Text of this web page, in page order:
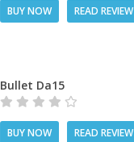
BUY NOW READ REVIEW
Bullet Da15
BUY NOW READ REVIEW